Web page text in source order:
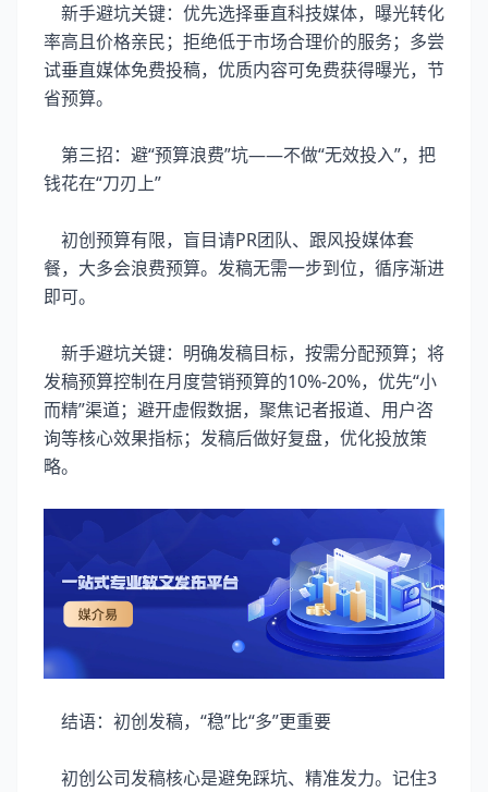
新手避坑关键：优先选择垂直科技媒体，曝光转化
率高且价格亲民；拒绝低于市场合理价的服务；多尝
试垂直媒体免费投稿，优质内容可免费获得曝光，节
省预算。
第三招：避“预算浪费”坑——不做“无效投入”，把
钱花在“刀刃上”
初创预算有限，盲目请PR团队、跟风投媒体套
餐，大多会浪费预算。发稿无需一步到位，循序渐进
即可。
新手避坑关键：明确发稿目标，按需分配预算；将
发稿预算控制在月度营销预算的10%-20%，优先“小
而精”渠道；避开虚假数据，聚焦记者报道、用户咨
询等核心效果指标；发稿后做好复盘，优化投放策
略。
结语：初创发稿，“稳”比“多”更重要
初创公司发稿核心是避免踩坑、精准发力。记住3